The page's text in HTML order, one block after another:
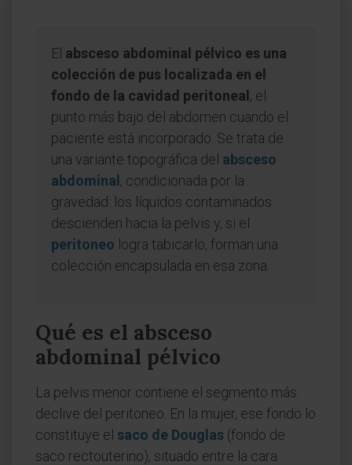
El absceso abdominal pélvico es una
colección de pus localizada en el
fondo de la cavidad peritoneal , el
punto más bajo del abdomen cuando el
paciente está incorporado. Se trata de
una variante topográfica del absceso
abdominal , condicionada por la
gravedad: los líquidos contaminados
descienden hacia la pelvis y, si el
peritoneo logra tabicarlo, forman una
colección encapsulada en esa zona.
Qué es el absceso
abdominal pélvico
La pelvis menor contiene el segmento más
declive del peritoneo. En la mujer, ese fondo lo
constituye el saco de Douglas (fondo de
saco rectouterino), situado entre la cara